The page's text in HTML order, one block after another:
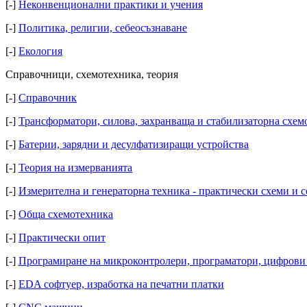
[-] Неконвенционални практики и учения
[-] Политика, религии, себеосъзнаване
[-] Екология
Справочници, схемотехника, теория
[-] Справочник
[-] Трансформатори, силова, захранваща и стабилизаторна
[-] Батерии, зарядни и десулфатизиращи устройства
[-] Теория на измерванията
[-] Измерителна и генераторна техника - практически схеми и
[-] Обща схемотехника
[-] Практически опит
[-] Програмиране на микроконтролери, програматори, цифрови
[-] EDA софтуер, изработка на печатни платки